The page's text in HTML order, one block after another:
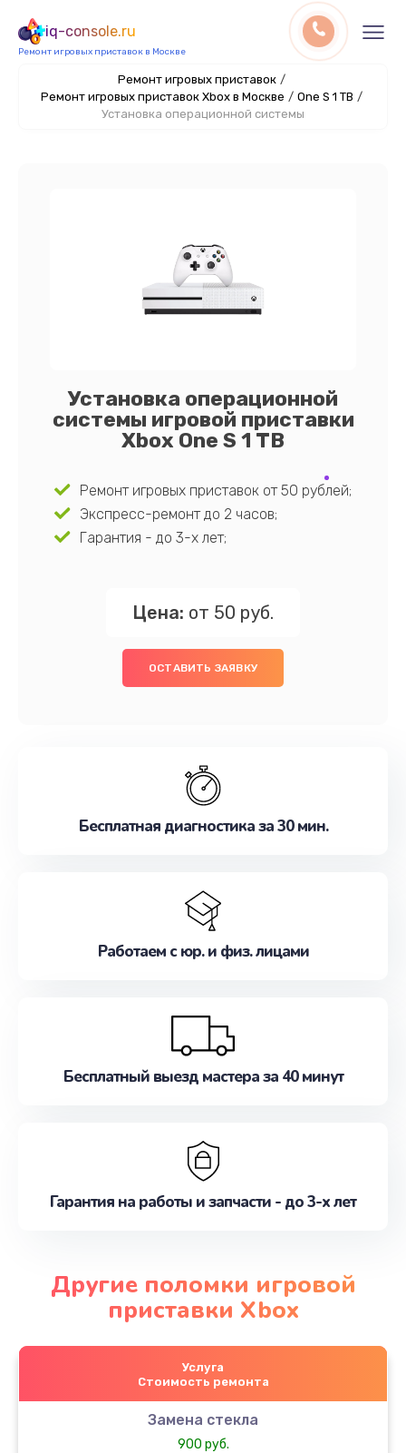
iq-console.ru
Ремонт игровых приставок в Москве
Ремонт игровых приставок /
Ремонт игровых приставок Xbox в Москве / One S 1 TB /
Установка операционной системы
Установка операционной
системы игровой приставки
Xbox One S 1 TB
Ремонт игровых приставок от 50 рублей;
Экспресс-ремонт до 2 часов;
Гарантия - до 3-х лет;
Цена: от 50 руб.
ОСТАВИТЬ ЗАЯВКУ
Бесплатная диагностика за 30 мин.
Работаем с юр. и физ. лицами
Бесплатный выезд мастера за 40 минут
Гарантия на работы и запчасти - до 3-х лет
Другие поломки игровой
приставки Xbox
Услуга
Стоимость ремонта
Замена стекла
900 руб.